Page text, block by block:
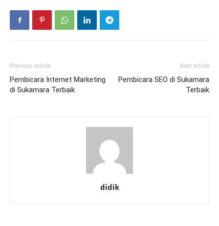
Previous article
Pembicara Internet Marketing
di Sukamara Terbaik
Next article
Pembicara SEO di Sukamara
Terbaik
didik